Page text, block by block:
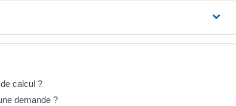
calcul ?
demande ?